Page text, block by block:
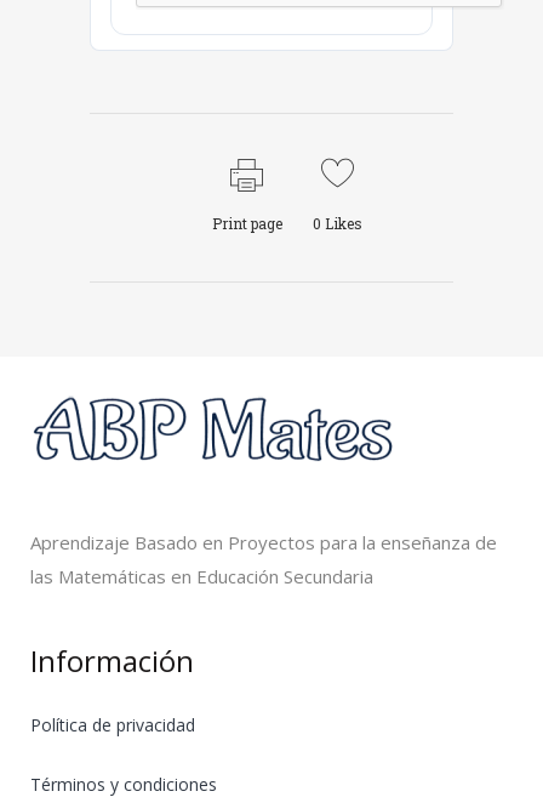
Print page 0 Likes
Aprendizaje Basado en Proyectos para la enseñanza de
las Matemáticas en Educación Secundaria
Información
Política de privacidad
Términos y condiciones